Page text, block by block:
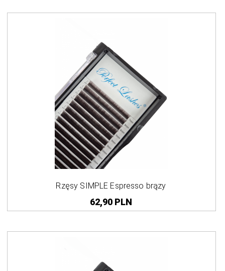
Rzęsy SIMPLE Espresso brązy
62,90 PLN